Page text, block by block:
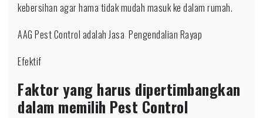
kebersihan agar hama tidak mudah masuk ke dalam rumah.
AAG Pest Control adalah Jasa Pengendalian Rayap
Efektif
Faktor yang harus dipertimbangkan
dalam memilih Pest Control